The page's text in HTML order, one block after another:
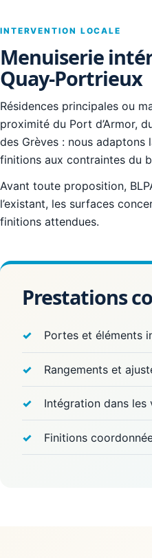
INTERVENTION LOCALE
Menuiserie
Quay-Portrieux
Résidences principales ou
proximité du Port d’Armor,
des Grèves : nous adaptons
finitions aux contraintes du
Avant toute proposition,
l’existant, les surfaces
finitions attendues.
Prestations
Portes et éléments
Rangements et
Intégration dans les
Finitions